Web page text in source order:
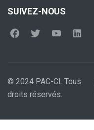
SUIVEZ-NOUS
© 2024 PAC-CI. Tous
droits réservés.